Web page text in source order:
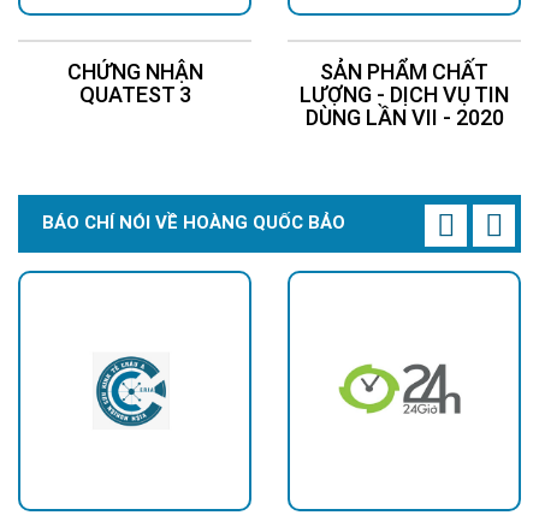
Lắp mái nhà và tường để chiếu sáng xung quanh
Khu công cộng
CHỨNG NHẬN
QUATEST 3
SẢN PHẨM CHẤT
LƯỢNG - DỊCH VỤ TIN
DÙNG LẦN VII - 2020
BÁO CHÍ NÓI VỀ HOÀNG QUỐC BẢO